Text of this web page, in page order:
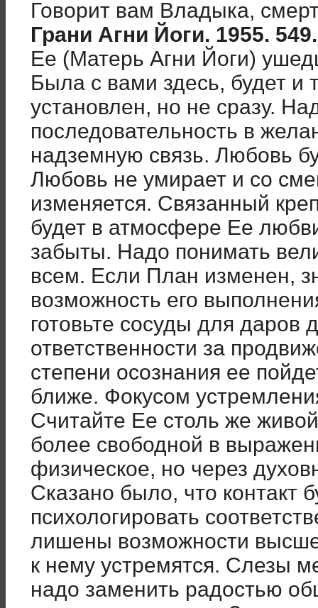
Говорит вам Владыка,
Грани Агни Йоги. 1955.
Ее (Матерь Агни Йоги)
Была с вами здесь, будет и
установлен, но не сразу.
последовательность в
надземную связь. Любовь
Любовь не умирает и со
изменяется. Связанный
будет в атмосфере Ее
забыты. Надо понимать
всем. Если План изменен,
возможность его
готовьте сосуды для даров
ответственности за
степени осознания ее
ближе. Фокусом
Считайте Ее столь же
более свободной в
физическое, но через
Сказано было, что контакт
психологировать
лишены возможности
к нему устремятся. Слезы
надо заменить радостью